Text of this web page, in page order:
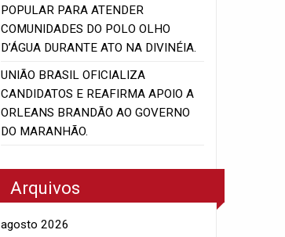
POPULAR PARA ATENDER
COMUNIDADES DO POLO OLHO
D’ÁGUA DURANTE ATO NA DIVINÉIA.
UNIÃO BRASIL OFICIALIZA
CANDIDATOS E REAFIRMA APOIO A
ORLEANS BRANDÃO AO GOVERNO
DO MARANHÃO.
Arquivos
agosto 2026